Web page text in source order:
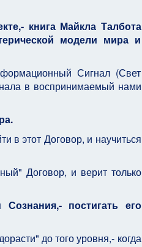
книга Майкла Талбота
модели мира и
Сигнал (Свет
в воспринимаемый нами
в этот Договор, и научиться
Договор, и верит только
постигать его
до того уровня,- когда